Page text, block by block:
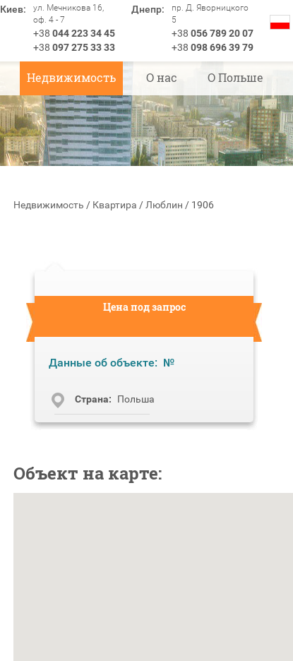
Киев:
ул. Мечникова 16,
оф. 4 - 7
+38 044 223 34 45
+38 097 275 33 33
Днепр:
пр. Д. Яворницкого
5
+38 056 789 20 07
+38 098 696 39 79
Недвижимость О нас О Польше
Недвижимость / Квартира / Люблин / 1906
Цена под запрос
Данные об объекте: №
Cтрана: Польша
Объект на карте: